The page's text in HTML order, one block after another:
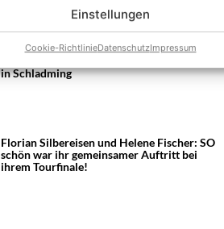
Einstellungen
Cookie-RichtlinieDatenschutzImpressum
in Schladming
Florian Silbereisen und Helene Fischer: SO
schön war ihr gemeinsamer Auftritt bei
ihrem Tourfinale!